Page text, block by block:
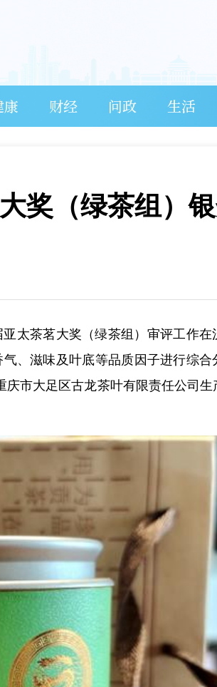
康 财经 问政 生活
奖（绿茶组）
太茶茗大奖（绿茶组）审评工作在
、滋味及叶底等品质因子进行综合
庆市大足区古龙茶叶有限责任公司生